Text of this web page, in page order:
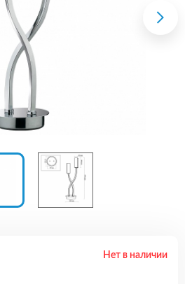
Нет в наличии